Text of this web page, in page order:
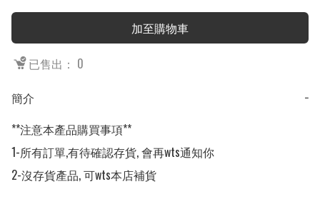
加至購物車
已售出： 0
簡介
−
**注意本產品購買事項**
1-所有訂單,有待確認存貨, 會再wts通知你
2-沒存貨產品, 可wts本店補貨